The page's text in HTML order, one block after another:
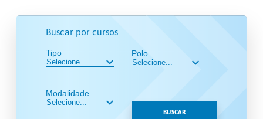
Buscar por cursos
Tipo
Modalidade
Polo
BUSCAR